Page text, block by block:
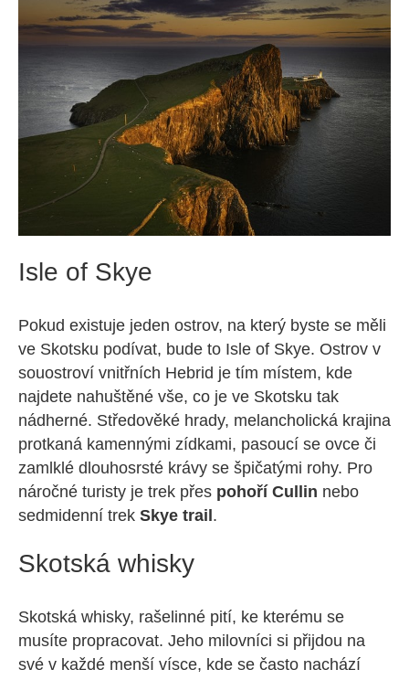
Isle of Skye
Pokud existuje jeden ostrov, na který byste se měli
ve Skotsku podívat, bude to Isle of Skye. Ostrov v
souostroví vnitřních Hebrid je tím místem, kde
najdete nahuštěné vše, co je ve Skotsku tak
nádherné. Středověké hrady, melancholická krajina
protkaná kamennými zídkami, pasoucí se ovce či
zamlklé dlouhosrsté krávy se špičatými rohy. Pro
náročné turisty je trek přes pohoří Cullin nebo
sedmidenní trek Skye trail.
Skotská whisky
Skotská whisky, rašelinné pití, ke kterému se
musíte propracovat. Jeho milovníci si přijdou na
své v každé menší vísce, kde se často nachází